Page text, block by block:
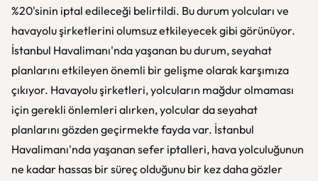
%20'sinin iptal edileceği belirtildi. Bu durum yolcuları ve
havayolu şirketlerini olumsuz etkileyecek gibi görünüyor.
İstanbul Havalimanı'nda yaşanan bu durum, seyahat
planlarını etkileyen önemli bir gelişme olarak karşımıza
çıkıyor. Havayolu şirketleri, yolcuların mağdur olmaması
için gerekli önlemleri alırken, yolcular da seyahat
planlarını gözden geçirmekte fayda var. İstanbul
Havalimanı'nda yaşanan sefer iptalleri, hava yolculuğunun
ne kadar hassas bir süreç olduğunu bir kez daha gözler